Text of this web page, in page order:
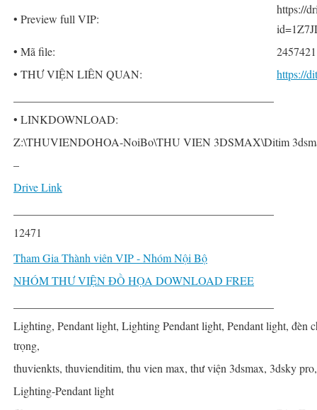
• Preview full VIP:
https://
• Mã file:
• THƯ VIỆN LIÊN QUAN:
https://
• LINKDOWNLOAD:
Z:\THUVIENDOHOA-NoiBo\THU VIEN 3DSMAX\Ditim
–
Drive Link
12471
Tham Gia Thành viên VIP - Nhóm Nội Bộ
NHÓM THƯ VIỆN ĐỒ HỌA DOWNLOAD FREE
Lighting, Pendant light, Lighting Pendant light, Pendant light, đèn
trọng,
thuvienkts, thuvienditim, thu vien max, thư viện 3dsmax, 3dsky
Lighting-Pendant light